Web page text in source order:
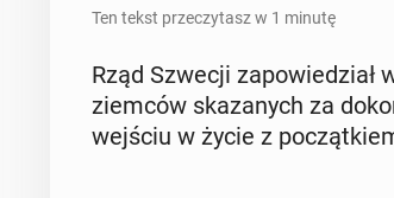
Ten tekst przeczytasz w 1 minutę
Rząd Szwecji
ziem­ców ska­za­nych za
wejściu w życie z